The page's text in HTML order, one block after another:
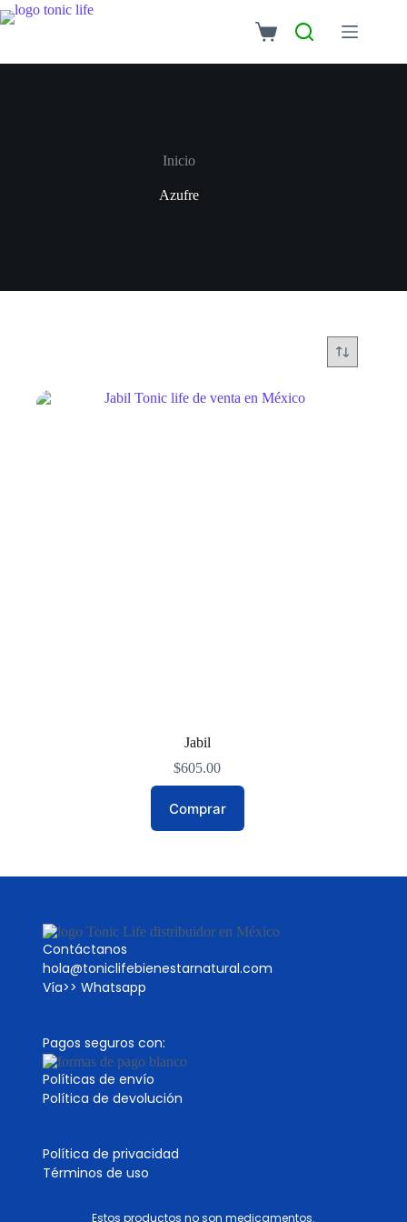
Inicio
Azufre
Jabil
$605.00
Comprar
Contáctanos
hola@toniclifebienestarnatural.com
Vía>> Whatsapp
Pagos seguros con:
Políticas de envío
Política de devolución
Política de privacidad
Términos de uso
Estos productos no son medicamentos.